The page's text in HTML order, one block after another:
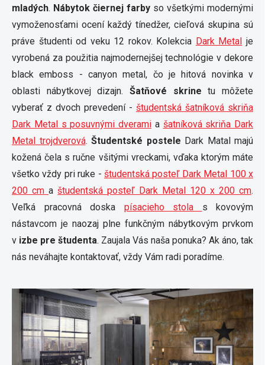
mladých. Nábytok čiernej farby so všetkými modernými
vymoženosťami ocení každý tínedžer, cieľová skupina sú
práve študenti od veku 12 rokov. Kolekcia Dark Metal je
vyrobená za použitia najmodernejšej technológie v dekore
black emboss - canyon metal, čo je hitová novinka v
oblasti nábytkovej dizajn. Šatňové skrine tu môžete
vyberať z dvoch prevedení - študentská šatníková skriňa
Dark Metal s posuvnými dverami a šatníková skriňa Dark
Metal trojdverová. Študentské postele Dark Matal majú
kožená čela s ručne všitými vreckami, vďaka ktorým máte
všetko vždy pri ruke - študentská posteľ Dark Metal 100 x
200 cmaštudentská posteľ Dark Metal 120 x 200 cm.
Veľká pracovná doska písacieho stola s kovovým
nástavcom je naozaj plne funkčným nábytkovým prvkom
v izbe pre študenta. Zaujala Vás naša ponuka? Ak áno, tak
nás neváhajte kontaktovať, vždy Vám radi poradíme.